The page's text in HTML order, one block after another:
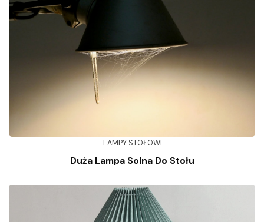
LAMPY STOŁOWE
Duża Lampa Solna Do Stołu